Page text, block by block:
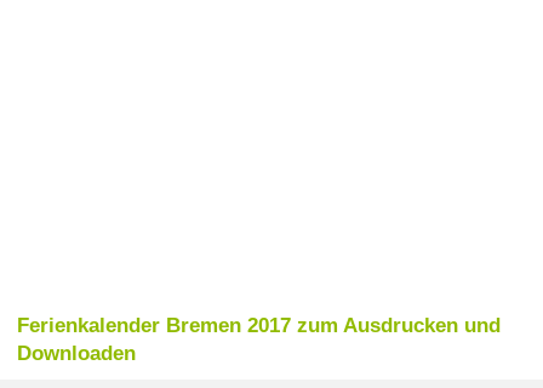
Ferienkalender Bremen 2017 zum Ausdrucken und
Downloaden